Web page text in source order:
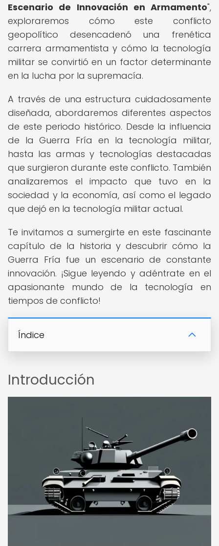
Escenario de Innovación en Armamento",
exploraremos cómo este conflicto
geopolítico desencadenó una frenética
carrera armamentista y cómo la tecnología
militar se convirtió en un factor determinante
en la lucha por la supremacía.
A través de una estructura cuidadosamente
diseñada, abordaremos diferentes aspectos
de este periodo histórico. Desde la influencia
de la Guerra Fría en la tecnología militar,
hasta las armas y tecnologías destacadas
que surgieron durante este conflicto. También
analizaremos el impacto que tuvo en la
sociedad y la economía, así como el legado
que dejó en la tecnología militar actual.
Te invitamos a sumergirte en este fascinante
capítulo de la historia y descubrir cómo la
Guerra Fría fue un escenario de constante
innovación. ¡Sigue leyendo y adéntrate en el
apasionante mundo de la tecnología en
tiempos de conflicto!
Índice
Introducción